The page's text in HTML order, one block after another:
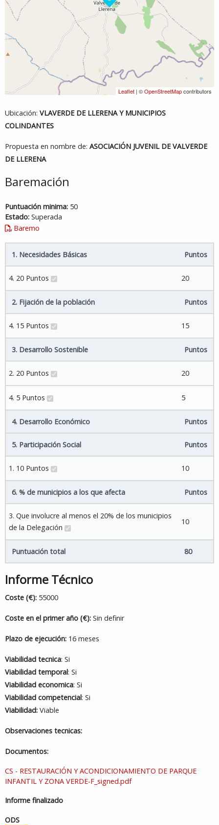
Leaflet | ©OpenStreetMapcontributors
Ubicación: VLAVERDE DE LLERENA Y MUNICIPIOS
COLINDANTES
Propuesta en nombre de: ASOCIACIÓN JUVENIL DE VALVERDE
DE LLERENA
Baremación
Puntuación minima: 50
Estado: Superada
Baremo
1. Necesidades Básicas Puntos
4. 20 Puntos 20
2. Fijación de la población Puntos
4. 15 Puntos 15
3. Desarrollo Sostenible Puntos
2. 20 Puntos 20
4. 5 Puntos 5
4. Desarrollo Económico Puntos
5. Participación Social Puntos
1. 10 Puntos 10
6. % de municipios a los que afecta Puntos
3. Que involucre al menos el 20% de los municipios
de la Delegación
10
Puntuación total 80
Informe Técnico
Coste (€): 55000
Coste en el primer año (€): Sin definir
Plazo de ejecución: 16 meses
Viabilidad tecnica: Si
Viabilidad temporal: Si
Viabilidad economica: Si
Viabilidad competencial: Si
Viabilidad: Viable
Observaciones tecnicas:
Documentos:
CS - RESTAURACIÓN Y ACONDICIONAMIENTO DE PARQUE
INFANTIL Y ZONA VERDE-F_signed.pdf
Informe finalizado
ODS